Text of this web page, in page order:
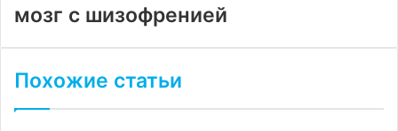
мозг с шизофренией
Похожие статьи